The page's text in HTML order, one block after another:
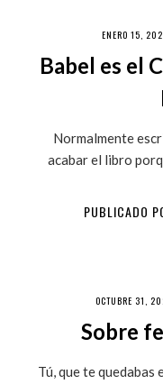
ENERO 15,
Babel es el
Normalmente
acabar el libro
PUBLICADO
OCTUBRE 31,
Sobre
Tú, que te